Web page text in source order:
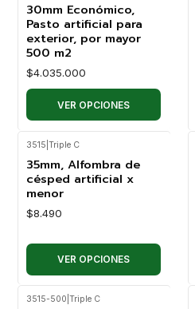
30mm Económico,
Pasto artificial para
exterior, por mayor
500 m2
$4.035.000
VER OPCIONES
3515 Triple C
35mm, Alfombra de
césped artificial x
menor
$8.490
VER OPCIONES
3515-500 Triple C